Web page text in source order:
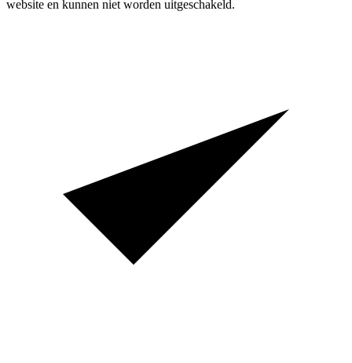
website en kunnen niet worden uitgeschakeld.